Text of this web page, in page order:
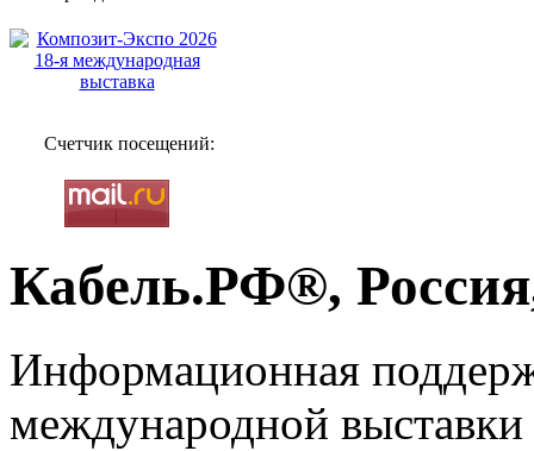
Счетчик посещений:
Кабель.РФ®,
Информационная
международной